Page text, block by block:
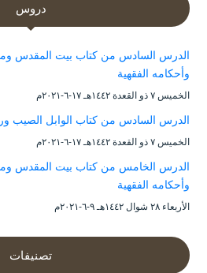
دروس
الدرس السادس من كتاب بيت المقدس
وأحكامه الفقهية
الخميس ۷ ذو القعدة ۱٤٤۲هـ ۱۷-٦-۲۰۲۱م
الدرس السادس من كتاب الوابل الصيب
الخميس ۷ ذو القعدة ۱٤٤۲هـ ۱۷-٦-۲۰۲۱م
الدرس الخامس من كتاب بيت المقدس
وأحكامه الفقهية
الأربعاء ۲۸ شوال ۱٤٤۲هـ ۹-٦-۲۰۲۱م
تصنيفات